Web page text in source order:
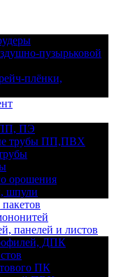
пузырьковой
плёнки,
ПЭ
трубы ПП,ПВХ
орошения
шпули
панелей и листов
ДПК
ПК